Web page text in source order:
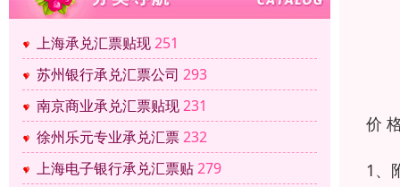
上海承兑汇票贴现251
苏州银行承兑汇票公司 293
南京商业承兑汇票贴现231
徐州乐元专业承兑汇票232
上海电子银行承兑汇票贴279
价
1、